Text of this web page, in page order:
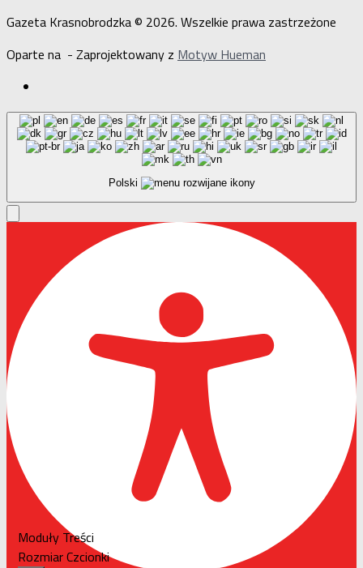
Gazeta Krasnobrodzka © 2026. Wszelkie prawa zastrzeżone
Oparte na - Zaprojektowany z Motyw Hueman
Polski
Moduły Treści
Rozmiar Czcionki